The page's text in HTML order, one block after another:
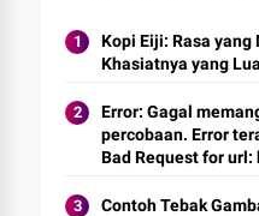
Kopi Eiji: Rasa
Khasiatnya yang
Error: Gagal
percobaan. Error
Bad Request for
mode/v1/chat/
Contoh Tebak